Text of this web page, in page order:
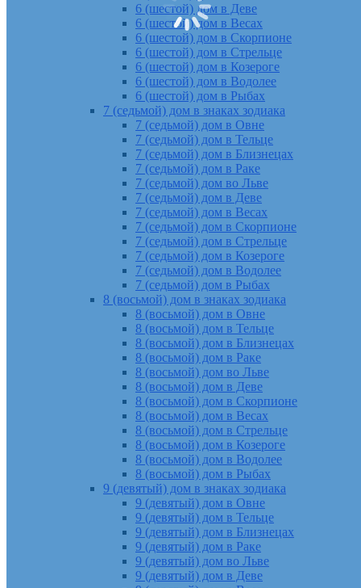
6 (шестой) дом в Деве
6 (шестой) дом в Весах
6 (шестой) дом в Скорпионе
6 (шестой) дом в Стрельце
6 (шестой) дом в Козероге
6 (шестой) дом в Водолее
6 (шестой) дом в Рыбах
7 (седьмой) дом в знаках зодиака
7 (седьмой) дом в Овне
7 (седьмой) дом в Тельце
7 (седьмой) дом в Близнецах
7 (седьмой) дом в Раке
7 (седьмой) дом во Льве
7 (седьмой) дом в Деве
7 (седьмой) дом в Весах
7 (седьмой) дом в Скорпионе
7 (седьмой) дом в Стрельце
7 (седьмой) дом в Козероге
7 (седьмой) дом в Водолее
7 (седьмой) дом в Рыбах
8 (восьмой) дом в знаках зодиака
8 (восьмой) дом в Овне
8 (восьмой) дом в Тельце
8 (восьмой) дом в Близнецах
8 (восьмой) дом в Раке
8 (восьмой) дом во Льве
8 (восьмой) дом в Деве
8 (восьмой) дом в Скорпионе
8 (восьмой) дом в Весах
8 (восьмой) дом в Стрельце
8 (восьмой) дом в Козероге
8 (восьмой) дом в Водолее
8 (восьмой) дом в Рыбах
9 (девятый) дом в знаках зодиака
9 (девятый) дом в Овне
9 (девятый) дом в Тельце
9 (девятый) дом в Близнецах
9 (девятый) дом в Раке
9 (девятый) дом во Льве
9 (девятый) дом в Деве